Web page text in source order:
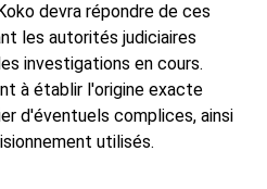
devra répondre de ces
les autorités judiciaires
investigations en cours.
à établir l'origine exacte
d'éventuels complices, ainsi
utilisés.